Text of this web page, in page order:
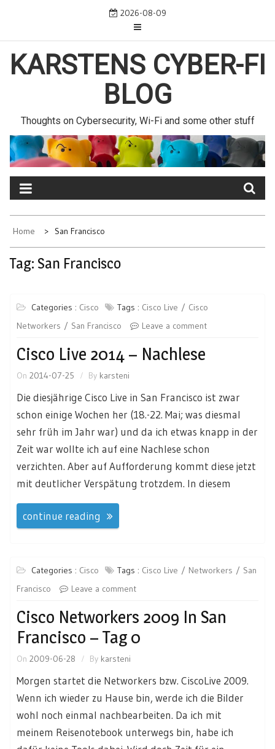
2026-08-09
KARSTENS CYBER-FI
BLOG
Thoughts on Cybersecurity, Wi-Fi and some other stuff
Home San Francisco
Tag: San Francisco
Categories : Cisco Tags : Cisco Live
Cisco
Networkers
San Francisco Leave a comment
Cisco Live 2014 – Nachlese
On 2014-07-25 By karsteni
Die diesjährige Cisco Live in San Francisco ist zwar
schon einige Wochen her (18.-22. Mai; was diesmal
sehr früh im Jahr war) und da ich etwas knapp in der
Zeit war wollte ich auf eine Nachlese schon
verzichten. Aber auf Aufforderung kommt diese jetzt
mit deutlicher Verspätung trotzdem. In diesem
continue reading
Categories : Cisco Tags : Cisco Live Networkers
San
Francisco
Leave a comment
Cisco Networkers 2009 In San
Francisco – Tag 0
On 2009-06-28 By karsteni
Morgen startet die Networkers bzw. CiscoLive 2009.
Wenn ich wieder zu Hause bin, werde ich die Bilder
wohl noch einmal nachbearbeiten. Da ich mit
meinem Reisenotebook unterwegs bin, habe ich